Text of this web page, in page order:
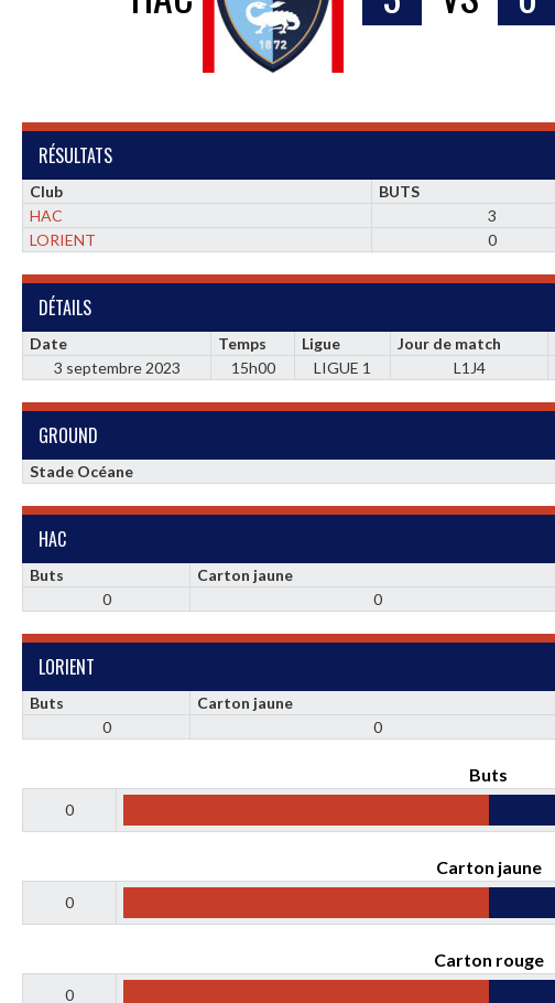
RÉSULTATS
Club BUTS
HAC
3
LORIENT
0
DÉTAILS
Date Temps Ligue Jour de match
3 septembre 2023
15h00 LIGUE 1 L1J4
GROUND
Stade Océane
HAC
Buts Carton jaune
0
0
LORIENT
Buts Carton jaune
0
0
Buts
0
Carton jaune
0
Carton rouge
0